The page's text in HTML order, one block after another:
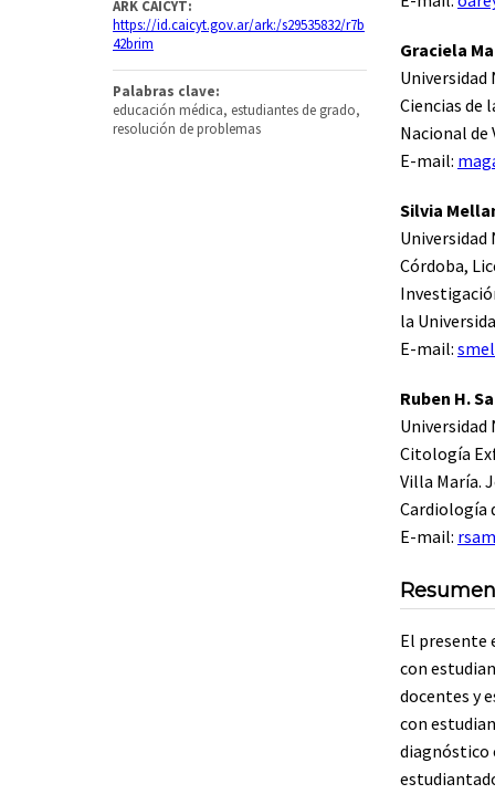
ARK CAICYT:
https://id.caicyt.gov.ar/ark:/s29535832/r7b
42brim
Palabras clave:
educación médica, estudiantes de grado,
resolución de problemas
Graciela
Universidad
Ciencias de
Nacional de
E-mail:
Silvia
Universidad
Córdoba,
la
E-mail:
Ruben H.
Universidad
Citología
Villa María.
Cardiología
E-mail:
Resumen
El presente
con
docentes y
con
diagnóstico